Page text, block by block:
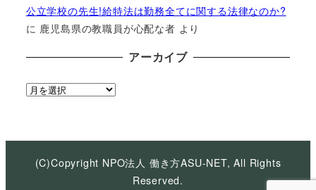
公立学校の先生!給特法は勤務全てに関する法律なのか?
に 鹿児島県の教職員が心配な者 より
アーカイブ
ア
イ
(C)Copyright NPO法人 働き方ASU-NET, All Rights
Reserved.